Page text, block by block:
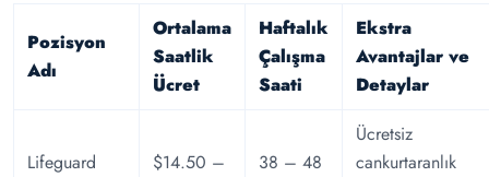
Pozisyon
Adı
Ortalama
Saatlik
Ücret
Haftalık
Çalışma
Saati
Ekstra
Avantajlar ve
Detaylar
Lifeguard
$14.50 –
38 – 48
Ücretsiz
cankurtaranlık